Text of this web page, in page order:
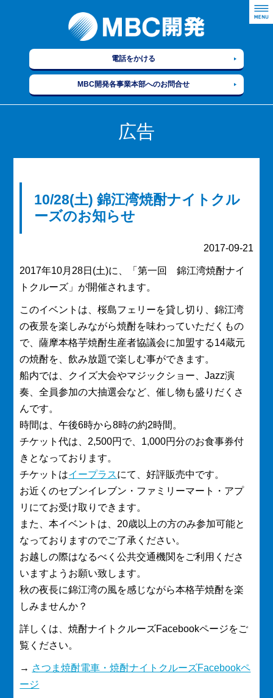
電話をかける
MBC開発各事業本部へのお問合せ
広告
10/28(土) 錦江湾焼酎ナイトクル
ーズのお知らせ
2017-09-21
2017年10月28日(土)に、「第一回 錦江湾焼酎ナイ
トクルーズ」が開催されます。
このイベントは、桜島フェリーを貸し切り、錦江湾
の夜景を楽しみながら焼酎を味わっていただくもの
で、薩摩本格芋焼酎生産者協議会に加盟する14蔵元
の焼酎を、飲み放題で楽しむ事ができます。
船内では、クイズ大会やマジックショー、Jazz演
奏、全員参加の大抽選会など、催し物も盛りだくさ
んです。
時間は、午後6時から8時の約2時間。
チケット代は、2,500円で、1,000円分のお食事券付
きとなっております。
チケットはイープラスにて、好評販売中です。
お近くのセブンイレブン・ファミリーマート・アプ
リにてお受け取りできます。
また、本イベントは、20歳以上の方のみ参加可能と
なっておりますのでご了承ください。
お越しの際はなるべく公共交通機関をご利用くださ
いますようお願い致します。
秋の夜長に錦江湾の風を感じながら本格芋焼酎を楽
しみませんか？
詳しくは、焼酎ナイトクルーズFacebookページをご
覧ください。
→ さつま焼酎電車・焼酎ナイトクルーズFacebookペ
ージ